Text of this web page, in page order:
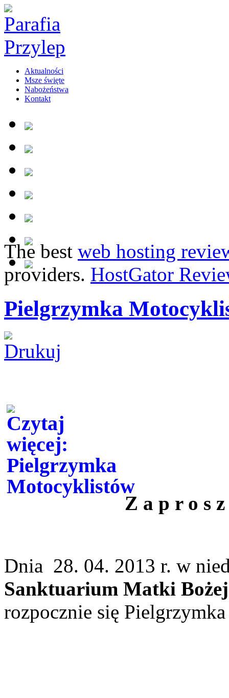
Aktualności
Msze święte
Nabożeństwa
Kontakt
The best web hosting
providers. HostGator
Pielgrzymka
Z a p r o s z
Dnia 28. 04. 2013 r. w
Sanktuarium Matki
rozpocznie się